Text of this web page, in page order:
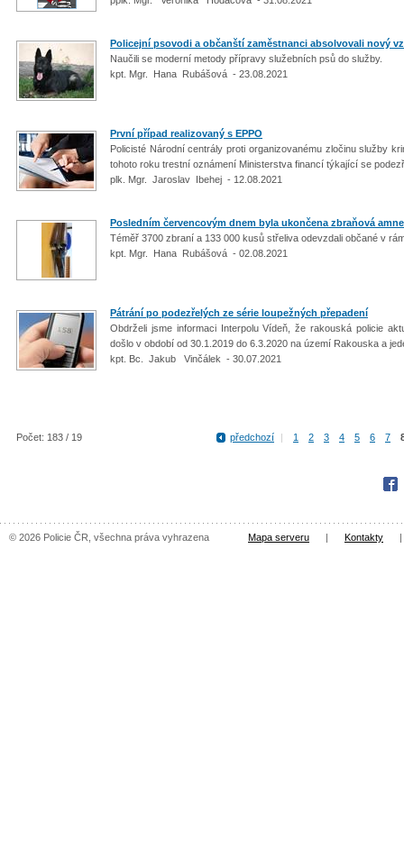
Policejní psovodi a občanští zaměstnanci absolvovali nový
Naučili se moderní metody přípravy služebních psů do služby.
kpt. Mgr. Hana Rubášová - 23.08.2021
První případ realizovaný s EPPO
Policisté Národní centrály proti organizovanému zločinu služby
tohoto roku trestní oznámení Ministerstva financí týkající se
plk. Mgr. Jaroslav Ibehej - 12.08.2021
Posledním červencovým dnem byla ukončena zbraňová
Téměř 3700 zbraní a 133 000 kusů střeliva odevzdali občané v
kpt. Mgr. Hana Rubášová - 02.08.2021
Pátrání po podezřelých ze série loupežných přepadení
Obdrželi jsme informaci Interpolu Vídeň, že rakouská policie
došlo v období od 30.1.2019 do 6.3.2020 na území Rakouska a
kpt. Bc. Jakub Vinčálek - 30.07.2021
Počet: 183 / 19 předchozí | 1 2 3 4 5 6 7
© 2026 Policie ČR, všechna práva vyhrazena Mapa serveru | Kontakty |